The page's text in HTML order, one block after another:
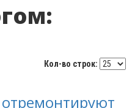
Кол-во строк: